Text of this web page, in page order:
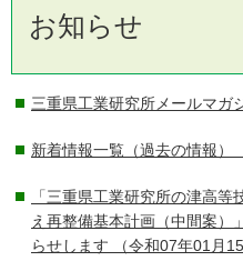
お知らせ
三重県工業研究所メールマガ
新着情報一覧（過去の情報）
「三重県工業研究所の津高
え再整備基本計画（中間案）
らせします （令和07年01月15